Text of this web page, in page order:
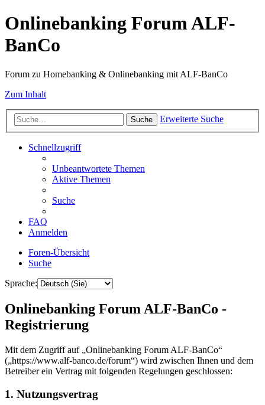
Onlinebanking Forum ALF-
BanCo
Forum zu Homebanking & Onlinebanking mit ALF-BanCo
Zum Inhalt
Suche Erweiterte Suche
Schnellzugriff
Unbeantwortete Themen
Aktive Themen
Suche
FAQ
Anmelden
Foren-Übersicht
Suche
Sprache:
Onlinebanking Forum ALF-BanCo -
Registrierung
Mit dem Zugriff auf „Onlinebanking Forum ALF-BanCo“
(„https://www.alf-banco.de/forum“) wird zwischen Ihnen und dem
Betreiber ein Vertrag mit folgenden Regelungen geschlossen:
1. Nutzungsvertrag